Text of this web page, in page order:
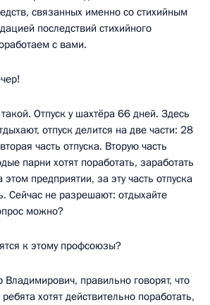
связанных именно со стихийным
последствий стихийного
с вами.
Отпуск у шахтёра 66 дней. Здесь
отпуск делится на две части: 28
часть отпуска. Вторую часть
парни хотят поработать, заработать
предприятии, за эту часть отпуска
Сейчас не разрешают: отдыхайте
можно?
к этому профсоюзы?
Владимирович, правильно говорят, что
хотят действительно поработать,